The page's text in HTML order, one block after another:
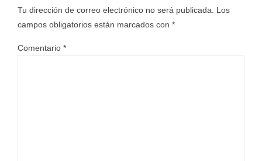
Tu dirección de correo electrónico no será publicada. Los
campos obligatorios están marcados con *
Comentario *